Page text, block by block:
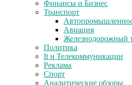
Финансы и Бизнес
Транспорт
Авиация
Железнодорожный
Политика
It и Телекоммуникации
Реклама
Спорт
Аналитические обзоры